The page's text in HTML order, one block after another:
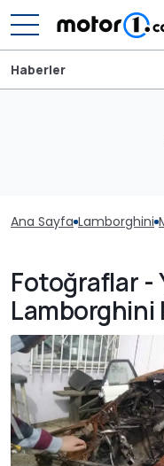
Haberler
Ana Sayfa Lamborghini
Fotoğraflar -
Lamborghini